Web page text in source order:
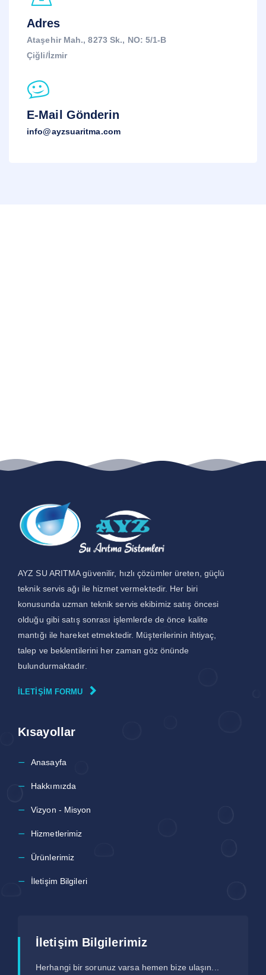
Adres
Ataşehir Mah., 8273 Sk., NO: 5/1-B
Çiğli/İzmir
E-Mail Gönderin
info@ayzsuaritma.com
AYZ SU ARITMA güvenilir, hızlı çözümler üreten, güçlü
teknik servis ağı ile hizmet vermektedir. Her biri
konusunda uzman teknik servis ekibimiz satış öncesi
olduğu gibi satış sonrası işlemlerde de önce kalite
mantığı ile hareket etmektedir. Müşterilerinin ihtiyaç,
talep ve beklentilerini her zaman göz önünde
bulundurmaktadır.
İLETIŞIM FORMU
Kısayollar
Anasayfa
Hakkımızda
Vizyon - Misyon
Hizmetlerimiz
Ürünlerimiz
İletişim Bilgileri
İletişim Bilgilerimiz
Herhangi bir sorunuz varsa hemen bize ulaşın...